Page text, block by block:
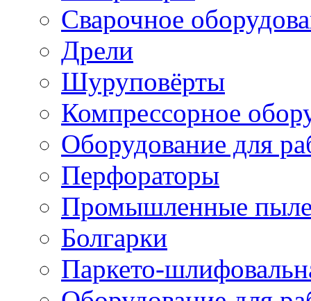
Сварочное
Дрели
Шуруповёрты
Компрессорное
Оборудование для
Перфораторы
Промышленные
Болгарки
Паркето-